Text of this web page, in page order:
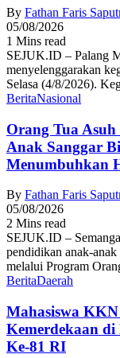
By Fathan Faris
05/08/2026
1 Mins read
SEJUK.ID – Palang
menyelenggarakan
Selasa (4/8/2026).
BeritaNasional
Orang Tua
Anak Sanggar
Menumbuhkan
By Fathan Faris
05/08/2026
2 Mins read
SEJUK.ID –
pendidikan anak-
melalui Program
BeritaDaerah
Mahasiswa
Kemerdekaan
Ke-81 RI